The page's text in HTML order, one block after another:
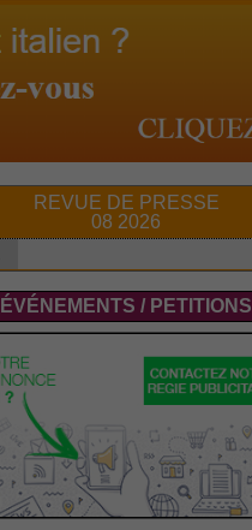
REVUE DE PRESSE
08 2026
ÉVÉNEMENTS / PETITIONS